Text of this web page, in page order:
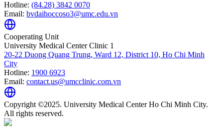
Hotline: (84.28) 3842 0070
Email: bvdaihoccoso3@umc.edu.vn
Cooperating Unit
University Medical Center Clinic 1
20-22 Duong Quang Trung, Ward 12, District 10, Ho Chi Minh
City
Hotline: 1900 6923
Email: contact.us@umcclinic.com.vn
Copyright ©2025. University Medical Center Ho Chi Minh City.
All rights reserved.